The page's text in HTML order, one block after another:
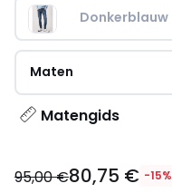
Donkerblauw
Maten
Matengids
€
95,00 €80,75 € -15%